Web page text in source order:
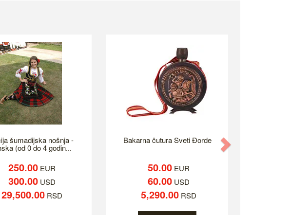
šumadijska nošnja -
(od 0 do 4 godin...
250.00 EUR
300.00 USD
29,500.00 RSD
Bakarna čutura Sveti Đorde
50.00EUR
60.00USD
5,290.00RSD